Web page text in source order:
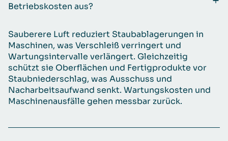
Betriebskosten aus?
Sauberere Luft reduziert Staubablagerungen in
Maschinen, was Verschleiß verringert und
Wartungsintervalle verlängert. Gleichzeitig
schützt sie Oberflächen und Fertigprodukte vor
Staubniederschlag, was Ausschuss und
Nacharbeitsaufwand senkt. Wartungskosten und
Maschinenausfälle gehen messbar zurück.